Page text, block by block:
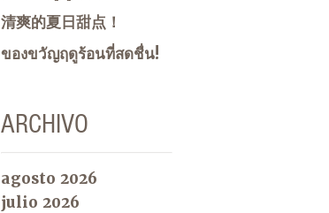
清爽的夏日甜点！
ของขวัญฤดูร้อนที่สดชื่น!
ARCHIVO
agosto 2026
julio 2026